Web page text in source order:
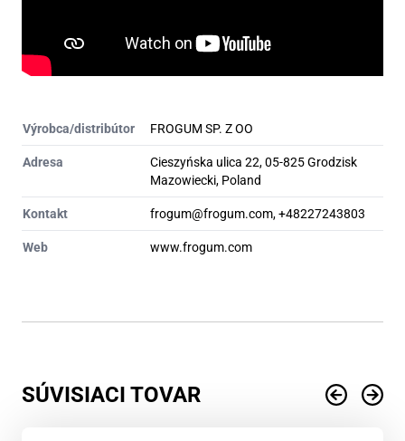
Výrobca/distribútor FROGUM SP. Z OO
Adresa
Cieszyńska ulica 22, 05-825 Grodzisk
Mazowiecki, Poland
Kontakt frogum@frogum.com, +48227243803
Web www.frogum.com
SÚVISIACI TOVAR